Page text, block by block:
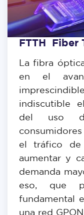
FTTH Fiber
La fibra
en el
indiscutible
del uso
el tráfico
aumentar y
demanda
eso, que
fundamental
una red